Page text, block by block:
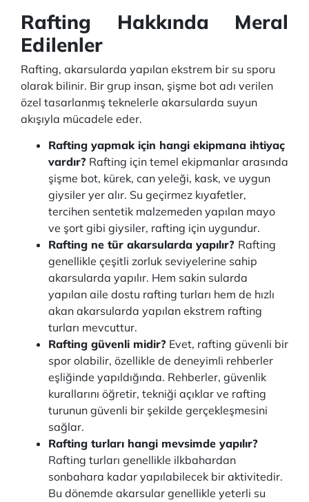
Rafting Hakkında Meral
Edilenler
Rafting, akarsularda yapılan ekstrem bir su sporu
olarak bilinir. Bir grup insan, şişme bot adı verilen
özel tasarlanmış teknelerle akarsularda suyun
akışıyla mücadele eder.
Rafting yapmak için hangi ekipmana ihtiyaç
vardır? Rafting için temel ekipmanlar arasında
şişme bot, kürek, can yeleği, kask, ve uygun
giysiler yer alır. Su geçirmez kıyafetler,
tercihen sentetik malzemeden yapılan mayo
ve şort gibi giysiler, rafting için uygundur.
Rafting ne tür akarsularda yapılır? Rafting
genellikle çeşitli zorluk seviyelerine sahip
akarsularda yapılır. Hem sakin sularda
yapılan aile dostu rafting turları hem de hızlı
akan akarsularda yapılan ekstrem rafting
turları mevcuttur.
Rafting güvenli midir? Evet, rafting güvenli bir
spor olabilir, özellikle de deneyimli rehberler
eşliğinde yapıldığında. Rehberler, güvenlik
kurallarını öğretir, tekniği açıklar ve rafting
turunun güvenli bir şekilde gerçekleşmesini
sağlar.
Rafting turları hangi mevsimde yapılır?
Rafting turları genellikle ilkbahardan
sonbahara kadar yapılabilecek bir aktivitedir.
Bu dönemde akarsular genellikle yeterli su